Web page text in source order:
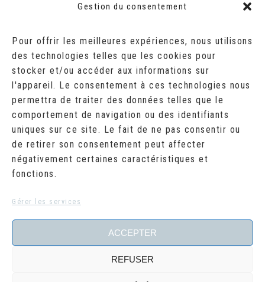
Gestion du consentement
Pour offrir les meilleures expériences, nous utilisons
des technologies telles que les cookies pour
stocker et/ou accéder aux informations sur
l'appareil. Le consentement à ces technologies nous
permettra de traiter des données telles que le
comportement de navigation ou des identifiants
uniques sur ce site. Le fait de ne pas consentir ou
de retirer son consentement peut affecter
négativement certaines caractéristiques et
fonctions.
Gérer les services
ACCEPTER
REFUSER
ÉVÈNEMENTS
AOÛT 2026
L M M J V S
D
1
2
3
4 5 6 7 8
9
10 11 12 13 14 15
16
17
18 19 20 21 22 23
24
25 26 27 28 29 30
« Juil
RECHERCHER
Search